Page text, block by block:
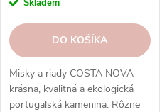
Skladem
DO KOŠÍKA
Misky a riady COSTA NOVA -
krásna, kvalitná a ekologická
portugalská kamenina. Rôzne